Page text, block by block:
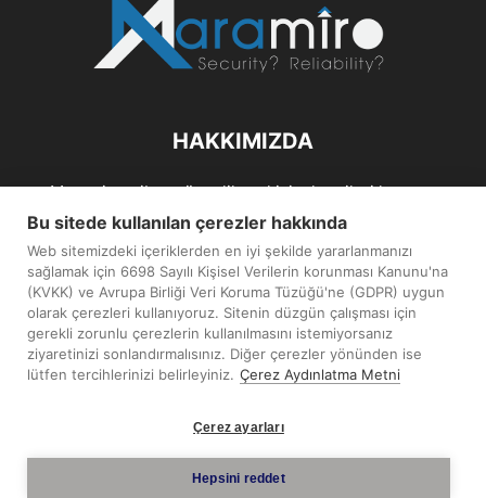
HAKKIMIZDA
Maramiro; siber güvenlik ve kişisel verileri koruma
alanlarıın sağlıklı büyümelerine odaklanarak bu sektörlerle
ilgili güncel haber ve analizler hazırlayıp yayınlayan bir
haber sitesidir.
İletişim:maramiro@sentezmedya.com.tr
BIZI TAKIP EDIN
Bu sitede kullanılan çerezler hakkında
Web sitemizdeki içeriklerden en iyi şekilde yararlanmanızı
sağlamak için 6698 Sayılı Kişisel Verilerin korunması Kanunu'na
(KVKK) ve Avrupa Birliği Veri Koruma Tüzüğü'ne (GDPR) uygun
olarak çerezleri kullanıyoruz. Sitenin düzgün çalışması için
gerekli zorunlu çerezlerin kullanılmasını istemiyorsanız
ziyaretinizi sonlandırmalısınız. Diğer çerezler yönünden ise
lütfen tercihlerinizi belirleyiniz. Çerez Aydınlatma Metni
Çerez ayarları
Hepsini reddet